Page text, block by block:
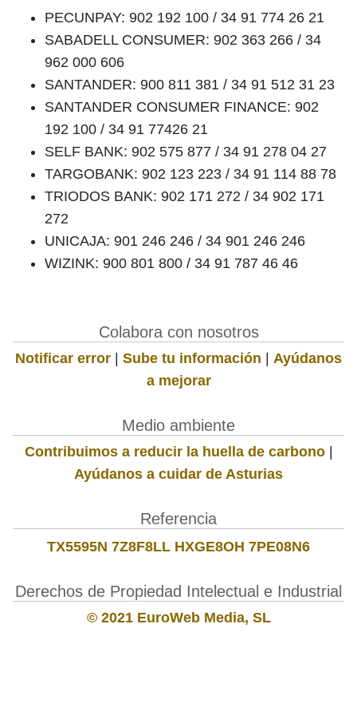
PECUNPAY: 902 192 100 / 34 91 774 26 21
SABADELL CONSUMER: 902 363 266 / 34
962 000 606
SANTANDER: 900 811 381 / 34 91 512 31 23
SANTANDER CONSUMER FINANCE: 902
192 100 / 34 91 77426 21
SELF BANK: 902 575 877 / 34 91 278 04 27
TARGOBANK: 902 123 223 / 34 91 114 88 78
TRIODOS BANK: 902 171 272 / 34 902 171
272
UNICAJA: 901 246 246 / 34 901 246 246
WIZINK: 900 801 800 / 34 91 787 46 46
Colabora con nosotros
Notificar error | Sube tu información | Ayúdanos
a mejorar
Medio ambiente
Contribuimos a reducir la huella de carbono|
Ayúdanos a cuidar de Asturias
Referencia
TX5595N 7Z8F8LL HXGE8OH 7PE08N6
Derechos de Propiedad Intelectual e Industrial
© 2021 EuroWeb Media, SL